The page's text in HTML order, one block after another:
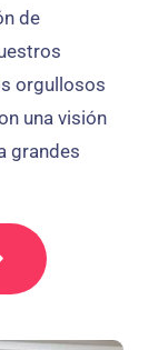
de
orgullosos
una visión
grandes